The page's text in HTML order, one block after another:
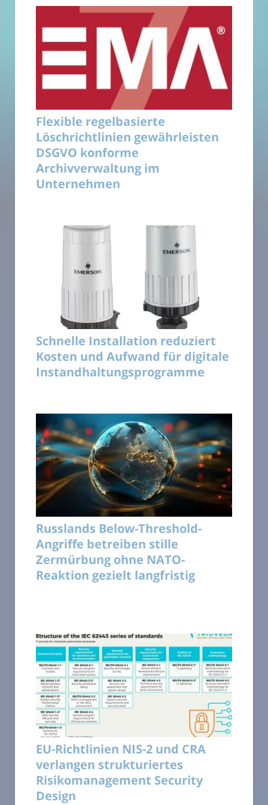
Flexible regelbasierte
Löschrichtlinien gewährleisten
DSGVO konforme
Archivverwaltung im
Unternehmen
Schnelle Installation reduziert
Kosten und Aufwand für digitale
Instandhaltungsprogramme
Russlands Below-Threshold-
Angriffe betreiben stille
Zermürbung ohne NATO-
Reaktion gezielt langfristig
EU-Richtlinien NIS-2 und CRA
verlangen strukturiertes
Risikomanagement Security
Design